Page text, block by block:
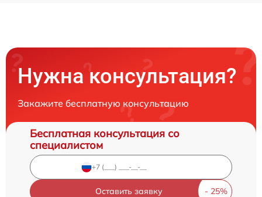
Нужна консультация?
Закажите бесплатную консультацию
Бесплатная консультация со
специалистом
Оставить заявку